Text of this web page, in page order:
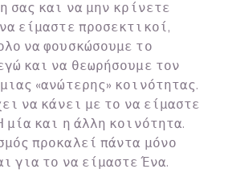
σας και να μην κρίνετε
είμαστε προσεκτικοί,
να φουσκώσουμε το
και να θεωρήσουμε τον
«ανώτερης» κοινότητας.
να κάνει με το να είμαστε
μία και η άλλη κοινότητα.
προκαλεί πάντα μόνο
για το να είμαστε Ένα.